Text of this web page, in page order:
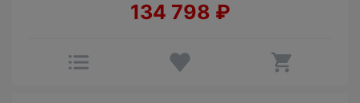
134 798 ₽